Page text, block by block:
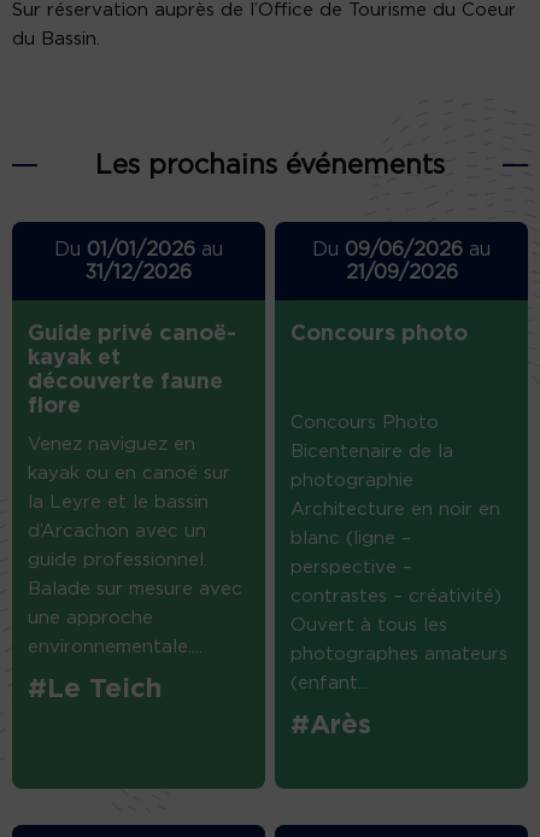
Sur réservation auprès de l’Office de Tourisme du Coeur
du Bassin.
Les prochains événements
Du 01/01/2026au
31/12/2026
Guide privé canoë-
kayak et
découverte faune
flore
Venez naviguez en
kayak ou en canoë sur
la Leyre et le bassin
d’Arcachon avec un
guide professionnel.
Balade sur mesure avec
une approche
environnementale....
#Le Teich
Du 09/06/2026 au
21/09/2026
Concours photo
Concours Photo
Bicentenaire de la
photographie
Architecture en noir en
blanc (ligne –
perspective –
contrastes – créativité)
Ouvert à tous les
photographes amateurs
(enfant...
#Arès